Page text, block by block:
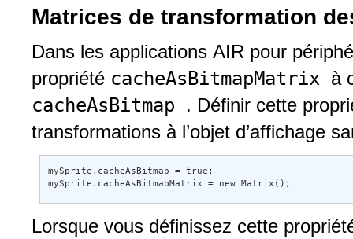
Matrices de transformation
Dans les applications AIR pour
propriété cacheAsBitmapMatrix à
cacheAsBitmap
. Définir cette
transformations à l’objet d’affichage
mySprite.cacheAsBitmap = true;
mySprite.cacheAsBitmapMatrix = new Matrix();
Lorsque vous définissez cette